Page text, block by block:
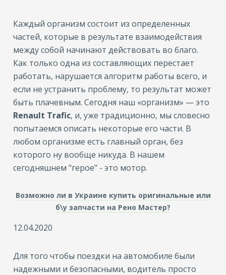
Каждый организм состоит из определенных
частей, которые в результате взаимодействия
между собой начинают действовать во благо.
Как только одна из составляющих перестает
работать, нарушается алгоритм работы всего, и
если не устранить проблему, то результат может
быть плачевным. Сегодня наш «организм» — это
Renault Trafic, и, уже традиционно, мы словесно
попытаемся описать некоторые его части. В
любом организме есть главный орган, без
которого ну вообще никуда. В нашем
сегодняшнем "герое" - это мотор.
Возможно ли в Украине купить оригинальные или
б\у запчасти на Рено Мастер?
12.04.2020
Для того чтобы поездки на автомобиле были
надежными и безопасными, водитель просто